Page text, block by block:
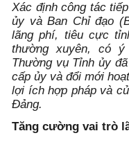
Xác định công tác
ủy và Ban Chỉ đạo
lãng phí, tiêu cực
thường xuyên, có
Thường vụ Tỉnh ủy
cấp ủy và đổi mới
lợi ích hợp pháp và
Đảng.
Tăng cường vai trò